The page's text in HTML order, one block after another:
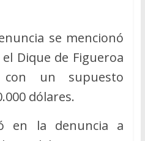
se mencionó
Dique de Figueroa
un supuesto
dólares.
en la denuncia a